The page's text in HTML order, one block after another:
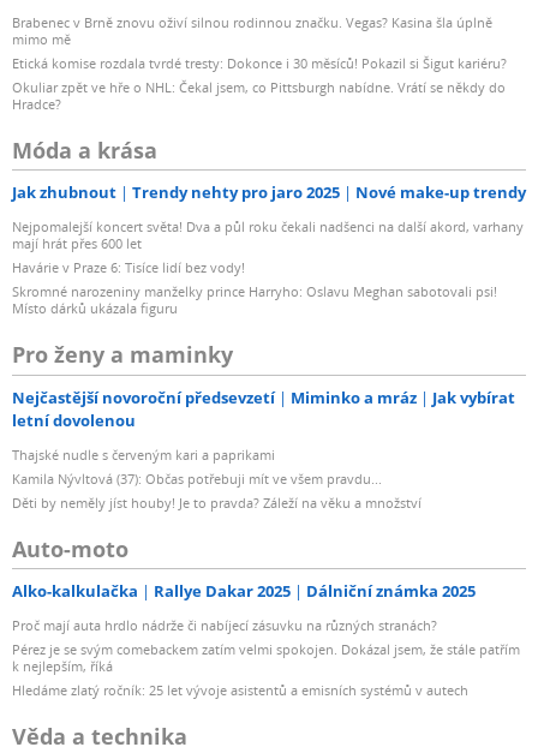
Brabenec v Brně znovu oživí silnou rodinnou značku. Vegas? Kasina šla úplně
mimo mě
Etická komise rozdala tvrdé tresty: Dokonce i 30 měsíců! Pokazil si Šigut kariéru?
Okuliar zpět ve hře o NHL: Čekal jsem, co Pittsburgh nabídne. Vrátí se někdy do
Hradce?
Móda a krása
Jak zhubnout Trendy nehty pro jaro 2025 Nové make-up trendy
Nejpomalejší koncert světa! Dva a půl roku čekali nadšenci na další akord, varhany
mají hrát přes 600 let
Havárie v Praze 6: Tisíce lidí bez vody!
Skromné narozeniny manželky prince Harryho: Oslavu Meghan sabotovali psi!
Místo dárků ukázala figuru
Pro ženy a maminky
Nejčastější novoroční předsevzetí Miminko a mráz
Jak vybírat
letní dovolenou
Thajské nudle s červeným kari a paprikami
Kamila Nývltová (37): Občas potřebuji mít ve všem pravdu...
Děti by neměly jíst houby! Je to pravda? Záleží na věku a množství
Auto-moto
Alko-kalkulačka Rallye Dakar 2025 Dálniční známka 2025
Proč mají auta hrdlo nádrže či nabíjecí zásuvku na různých stranách?
Pérez je se svým comebackem zatím velmi spokojen. Dokázal jsem, že stále patřím
k nejlepším, říká
Hledáme zlatý ročník: 25 let vývoje asistentů a emisních systémů v autech
Věda a technika